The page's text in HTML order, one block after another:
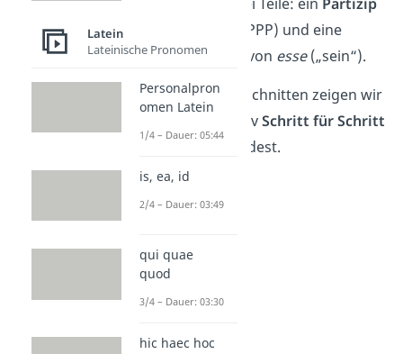
(PPP) und eine
passende Form von esse(„sein“).
In den nächsten Abschnitten zeigen wir
dir, wie du das PassivSchritt für Schritt
in jeder Zeitform bildest.
Latein
Lateinische Pronomen
Personalpron
omen Latein
1/4 – Dauer: 05:44
is, ea, id
2/4 – Dauer: 03:49
qui quae
quod
3/4 – Dauer: 03:30
hic haec hoc